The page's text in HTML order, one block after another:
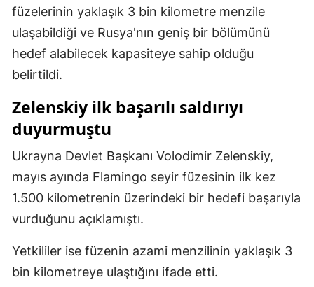
Malatya
Manisa
Mardin
Muş
Nevşehir
Ordu
Rize
füzelerinin yaklaşık 3 bin kilometre menzile
ulaşabildiği ve Rusya'nın geniş bir bölümünü
hedef alabilecek kapasiteye sahip olduğu
belirtildi.
Zelenskiy ilk başarılı saldırıyı
duyurmuştu
Ukrayna Devlet Başkanı Volodimir Zelenskiy,
mayıs ayında Flamingo seyir füzesinin ilk kez
1.500 kilometrenin üzerindeki bir hedefi başarıyla
vurduğunu açıklamıştı.
Yetkililer ise füzenin azami menzilinin yaklaşık 3
bin kilometreye ulaştığını ifade etti.